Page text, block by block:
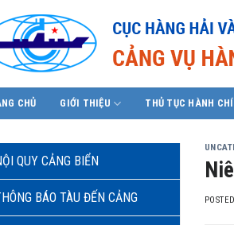
CHỦ GIỚI THIỆU THỦ TỤC HÀNH
QUY CẢNG BIỂN
BÁO TÀU ĐẾN CẢNG